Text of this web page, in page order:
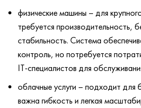
физические машины – для
требуется производительность,
стабильность. Система
контроль, но потребуется
IT-специалистов для
облачные услуги – подходит для
важна гибкость и легкая